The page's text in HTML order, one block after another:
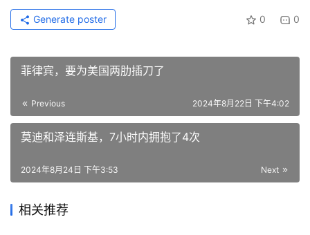
0 0
Generate poster
菲律宾，要为美国两肋插刀了
Previous 2024年8月22日 下午4:02
莫迪和泽连斯基，7小时内拥抱了4次
Next
2024年8月24日 下午3:53
相关推荐